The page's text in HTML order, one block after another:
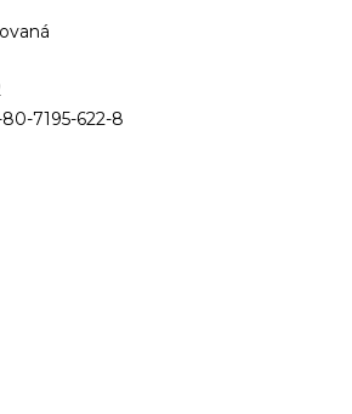
7195-622-8